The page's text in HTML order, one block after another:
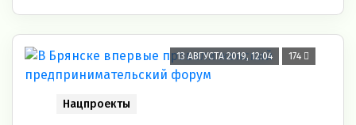
13 АВГУСТА 2019, 12:04 174
Нацпроекты